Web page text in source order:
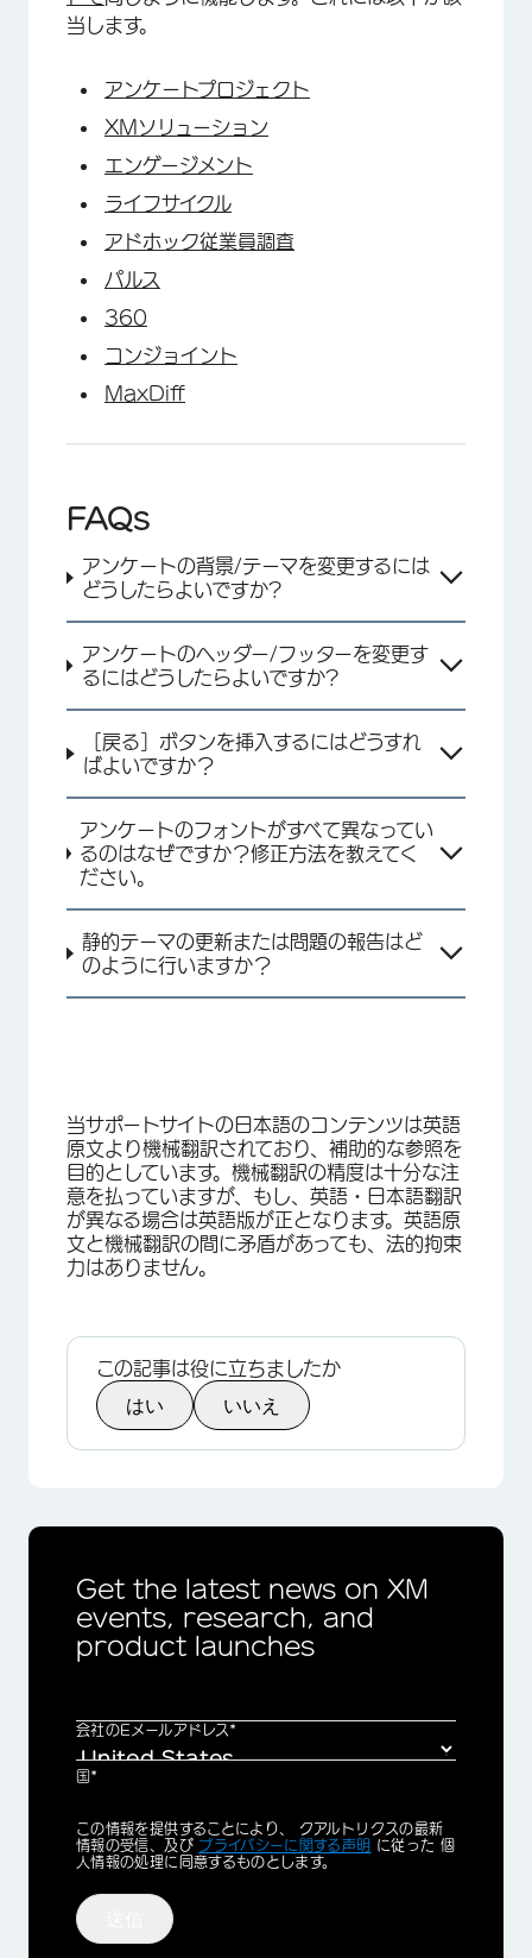
当します。
アンケートプロジェクト
XMソリューション
エンゲージメント
ライフサイクル
アドホック従業員調査
パルス
360
コンジョイント
MaxDiff
FAQs
アンケートの背景/テーマを変更するには
どうしたらよいですか?
アンケートのヘッダー/フッターを変更す
るにはどうしたらよいですか?
［戻る］ボタンを挿入するにはどうすれ
ばよいですか？
アンケートのフォントがすべて異なってい
るのはなぜですか？修正方法を教えてく
ださい。
静的テーマの更新または問題の報告はど
のように行いますか？
当サポートサイトの日本語のコンテンツは英語
原文より機械翻訳されており、補助的な参照を
目的としています。機械翻訳の精度は十分な注
意を払っていますが、もし、英語・日本語翻訳
が異なる場合は英語版が正となります。英語原
文と機械翻訳の間に矛盾があっても、法的拘束
力はありません。
この記事は役に立ちましたか
はい いいえ
Get the latest news on XM
events, research, and
product launches
会社のEメールアドレス*
国*
Privacy
Optin
この情報を提供することにより、 クアルトリクスの最新
情報の受信、及び プライバシーに関する声明 に従った 個
人情報の処理に同意するものとします。